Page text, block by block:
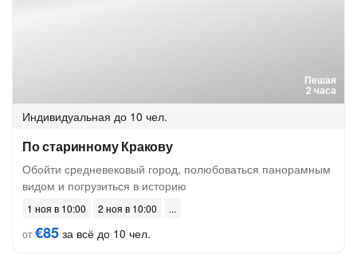
Пешая
2 часа
Индивидуальная до 10 чел.
По старинному Кракову
Обойти средневековый город, полюбоваться панорамным
видом и погрузиться в историю
1 ноя в 10:00
2 ноя в 10:00
от€85 за всё до 10 чел.